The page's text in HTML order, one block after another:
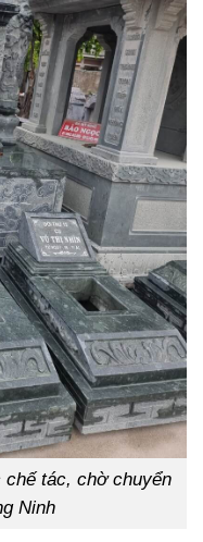
chế tác, chờ chuyển
Ninh